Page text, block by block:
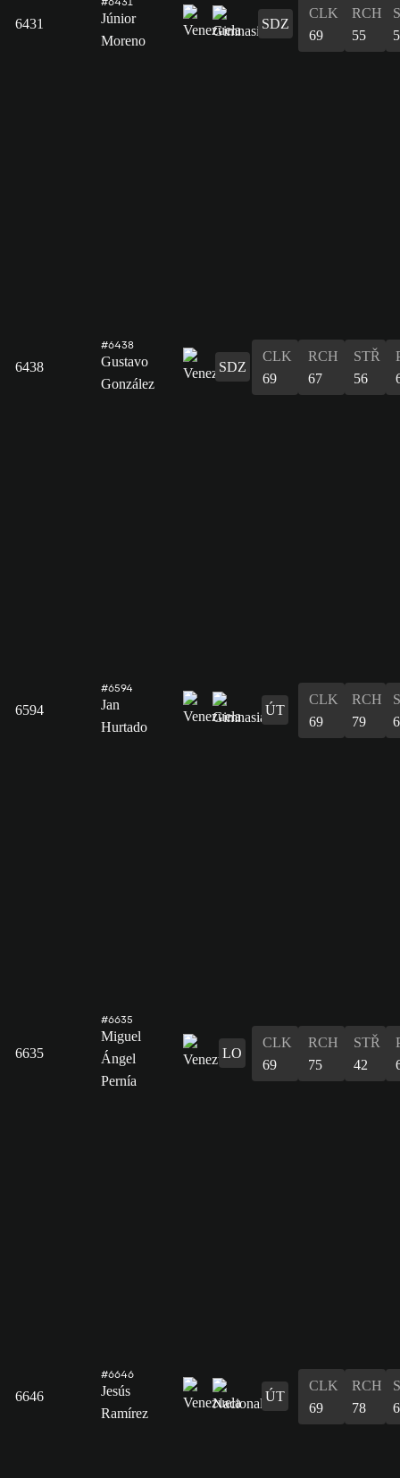
6431
Júnior
Moreno
SDZ
CLK
69
RCH
55
6438
#6438
Gustavo
González
SDZ
CLK
69
RCH
67
STŘ
56
6594
#6594
Jan
Hurtado
ÚT
CLK
69
RCH
79
6635
#6635
Miguel
Ángel
Pernía
LO
CLK
69
RCH
75
STŘ
42
6646
#6646
Jesús
Ramírez
ÚT
CLK
69
RCH
78